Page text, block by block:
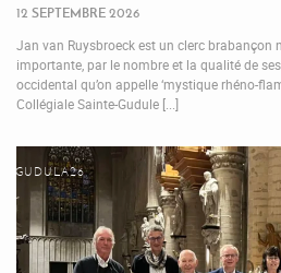
12 SEPTEMBRE 2026
Jan van Ruysbroeck est un clerc brabançon
importante, par le nombre et la qualité de
occidental qu’on appelle ‘mystique rhéno-
Collégiale Sainte-Gudule [...]
GUDULA26